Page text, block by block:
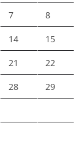
7 8
14 15
21 22
28 29